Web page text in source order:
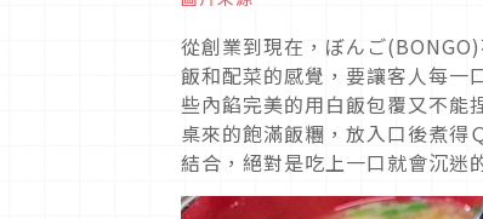
從創業到現在，ぼんご
飯和配菜的感覺，要讓客人每一
些內餡完美的用白飯包覆又不能
桌來的飽滿飯糰，放入口後煮得
結合，絕對是吃上一口就會沉迷